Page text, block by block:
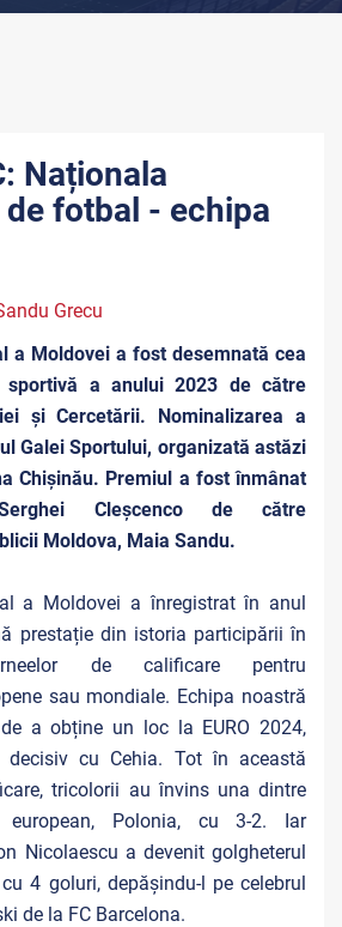
Naționala
fotbal - echipa
Grecu
a Moldovei a fost desemnată cea
sportivă a anului 2023 de către
și Cercetării. Nominalizarea a
Galei Sportului, organizată astăzi
Chișinău. Premiul a fost înmânat
Cleșcenco de către
Moldova, Maia Sandu.
a Moldovei a înregistrat în anul
prestație din istoria participării în
de calificare pentru
sau mondiale. Echipa noastră
a obține un loc la EURO 2024,
cu Cehia. Tot în această
tricolorii au învins una dintre
european, Polonia, cu 3-2. Iar
Nicolaescu a devenit golgheterul
4 goluri, depășindu-l pe celebrul
de la FC Barcelona.